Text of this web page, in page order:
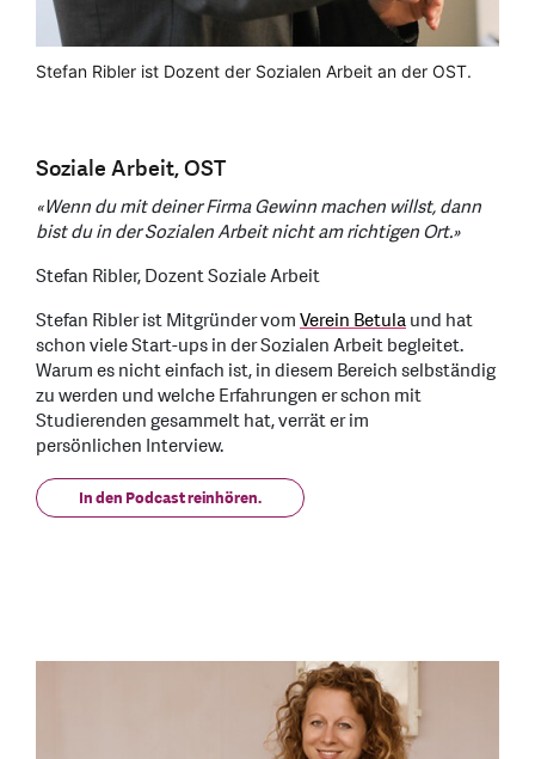
Stefan Ribler ist Dozent der Sozialen Arbeit an der OST.
Soziale Arbeit, OST
«Wenn du mit deiner Firma Gewinn machen willst, dann
bist du in der Sozialen Arbeit nicht am richtigen Ort.»
Stefan Ribler, Dozent Soziale Arbeit
Stefan Ribler ist Mitgründer vomVerein Betulaund hat
schon viele Start-ups in der Sozialen Arbeit begleitet.
Warum es nicht einfach ist, in diesem Bereich selbständig
zu werden und welche Erfahrungen er schon mit
Studierenden gesammelt hat, verrät er im
persönlichen Interview.
In den Podcast reinhören.